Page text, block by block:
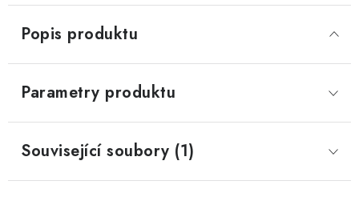
Popis produktu
Parametry produktu
Související soubory (1)